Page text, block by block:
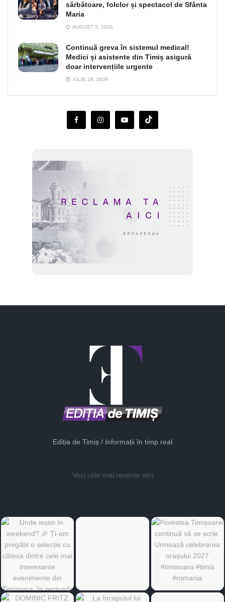
sărbătoare, folclor și spectacol de Sfânta
Maria
AUGUST 5, 2026
Continuă greva în sistemul medical!
Medici și asistente din Timiș asigură
doar intervențiile urgente
IULIE 29, 2026
Ediția de Timiș / Informații în timp real
Vezi cele mai recente știri